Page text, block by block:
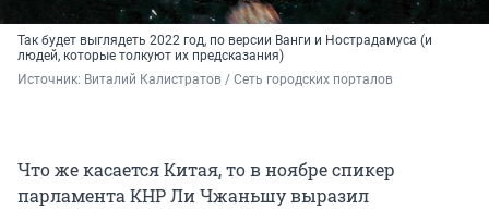
Так будет выглядеть 2022 год, по версии Ванги и Нострадамуса (и
людей, которые толкуют их предсказания)
Источник: Виталий Калистратов / Сеть городских порталов
Что же касается Китая, то в ноябре спикер
парламента КНР Ли Чжаньшу выразил